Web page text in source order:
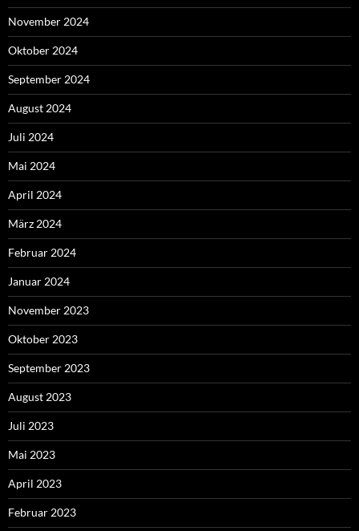
November 2024
Oktober 2024
September 2024
August 2024
Juli 2024
Mai 2024
April 2024
März 2024
Februar 2024
Januar 2024
November 2023
Oktober 2023
September 2023
August 2023
Juli 2023
Mai 2023
April 2023
Februar 2023